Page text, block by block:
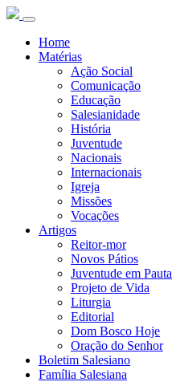
Home
Matérias
Ação Social
Comunicação
Educação
Salesianidade
História
Juventude
Nacionais
Internacionais
Igreja
Missões
Vocações
Artigos
Reitor-mor
Novos Pátios
Juventude em Pauta
Projeto de Vida
Liturgia
Editorial
Dom Bosco Hoje
Oração do Senhor
Boletim Salesiano
Família Salesiana